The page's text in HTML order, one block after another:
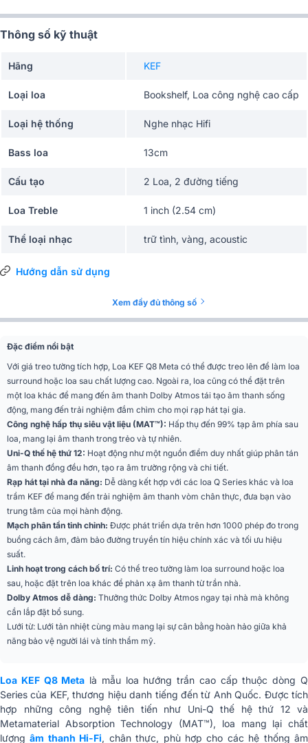
Thông số kỹ thuật
Hãng KEF
Loại loa Bookshelf, Loa công nghệ cao cấp
Loại hệ thống Nghe nhạc Hifi
Bass loa 13cm
Cấu tạo 2 Loa, 2 đường tiếng
Loa Treble 1 inch (2.54 cm)
Thể loại nhạc trữ tình, vàng, acoustic
Amply khuyên dùng
86 dB
Trở kháng 4 ohms
Ứng dụng mở rộng
Màu sắc Black , White, Walnut
Phân khúc Tiêu chuẩn
Thiết kế
Loa hai đường tiếng, thùng loa
dạng kín
Tần số chéo
2.7 kHz
Dải tần số (-6dB) 96Hz - 20kHz
Đáp ứng âm trầm thực
tế trong phòng (-6dB)
90Hz
Đáp ứng tần số (±3dB) 105Hz - 20kHz
Độ méo hài tổng
(90dB, 1m)
Mức áp suất âm tối đa 109 dB
Trọng lượng 4.5 kg
Nhập khẩu & Phân
CÔNG TY TNHH STREAMCAST
Hướng dẫn sử dụng
Xem đầy đủ thông số
Đặc điểm nổi bật
Với giá treo tường tích hợp, Loa KEF Q8 Meta có thể được treo lên để làm loa
surround hoặc loa sau chất lượng cao. Ngoài ra, loa cũng có thể đặt trên
một loa khác để mang đến âm thanh Dolby Atmos tái tạo âm thanh sống
động, mang đến trải nghiệm đắm chìm cho mọi rạp hát tại gia.
Công nghệ hấp thụ siêu vật liệu (MAT™): Hấp thụ đến 99% tạp âm phía sau
loa, mang lại âm thanh trong trẻo và tự nhiên.
Uni-Q thế hệ thứ 12: Hoạt động như một nguồn điểm duy nhất giúp phân tán
âm thanh đồng đều hơn, tạo ra âm trường rộng và chi tiết.
Rạp hát tại nhà đa năng: Dễ dàng kết hợp với các loa Q Series khác và loa
trầm KEF để mang đến trải nghiệm âm thanh vòm chân thực, đưa bạn vào
trung tâm của mọi hành động.
Mạch phân tần tinh chỉnh: Được phát triển dựa trên hơn 1000 phép đo trong
buồng cách âm, đảm bảo đường truyền tín hiệu chính xác và tối ưu hiệu
suất.
Linh hoạt trong cách bố trí: Có thể treo tường làm loa surround hoặc loa
sau, hoặc đặt trên loa khác để phản xạ âm thanh từ trần nhà.
Dolby Atmos dễ dàng: Thưởng thức Dolby Atmos ngay tại nhà mà không
cần lắp đặt bổ sung.
Lưới từ: Lưới tản nhiệt cùng màu mang lại sự cân bằng hoàn hảo giữa khả
năng bảo vệ người lái và tính thẩm mỹ.
Loa KEF Q8 Meta là mẫu loa hướng trần cao cấp thuộc dòng Q
Series của KEF, thương hiệu danh tiếng đến từ Anh Quốc. Được tích
hợp những công nghệ tiên tiến như Uni-Q thế hệ thứ 12 và
Metamaterial Absorption Technology (MAT™), loa mang lại chất
lượngâm thanh Hi-Fi, chân thực, phù hợp cho các hệ thống âm